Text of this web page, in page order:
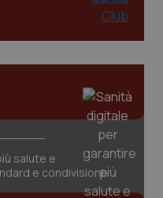
salute e
e condivisione
Dominio